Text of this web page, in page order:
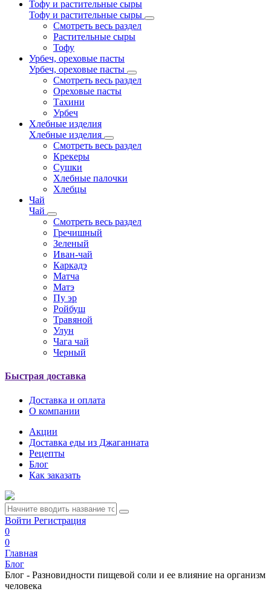
Тофу и растительные сыры
Тофу и растительные сыры
Смотреть весь раздел
Растительные сыры
Тофу
Урбеч, ореховые пасты
Урбеч, ореховые пасты
Смотреть весь раздел
Ореховые пасты
Тахини
Урбеч
Хлебные изделия
Хлебные изделия
Смотреть весь раздел
Крекеры
Сушки
Хлебные палочки
Хлебцы
Чай
Чай
Смотреть весь раздел
Гречишный
Зеленый
Иван-чай
Каркадэ
Матча
Матэ
Пу эр
Ройбуш
Травяной
Улун
Чага чай
Черный
Быстрая доставка
Доставка и оплата
О компании
Акции
Доставка еды из Джаганната
Рецепты
Блог
Как заказать
Войти Регистрация
0
0
Главная
Блог
Блог - Разновидности пищевой соли и ее влияние на организм
человека